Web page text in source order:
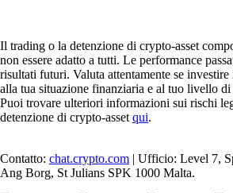
Il trading o la detenzione di crypto-asset
non essere adatto a tutti. Le performance
risultati futuri. Valuta attentamente se investire
alla tua situazione finanziaria e al tuo livello
Puoi trovare ulteriori informazioni sui rischi
detenzione di crypto-asset qui.
Contatto: chat.crypto.com | Ufficio: Level 7,
Ang Borg, St Julians SPK 1000 Malta.